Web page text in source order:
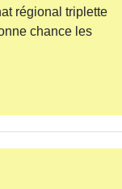
régional triplette
chance les